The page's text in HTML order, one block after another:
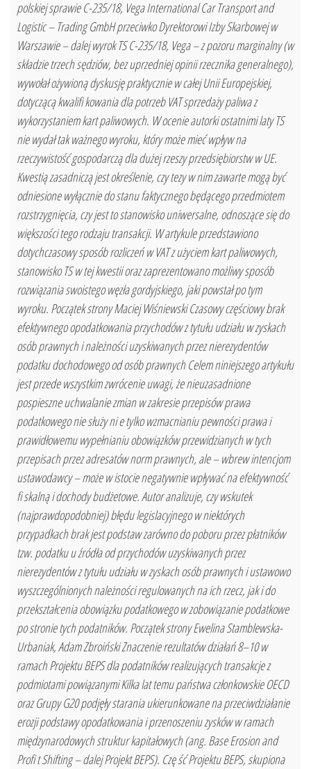
polskiej sprawie C-235/18, Vega International Car Transport and
Logistic – Trading GmbH przeciwko Dyrektorowi Izby Skarbowej w
Warszawie – dalej wyrok TS C-235/18, Vega – z pozoru marginalny (w
składzie trzech sędziów, bez uprzedniej opinii rzecznika generalnego),
wywołał ożywioną dyskusję praktycznie w całej Unii Europejskiej,
dotyczącą kwalifi kowania dla potrzeb VAT sprzedaży paliwa z
wykorzystaniem kart paliwowych. W ocenie autorki ostatnimi laty TS
nie wydał tak ważnego wyroku, który może mieć wpływ na
rzeczywistość gospodarczą dla dużej rzeszy przedsiębiorstw w UE.
Kwestią zasadniczą jest określenie, czy tezy w nim zawarte mogą być
odniesione wyłącznie do stanu faktycznego będącego przedmiotem
rozstrzygnięcia, czy jest to stanowisko uniwersalne, odnoszące się do
większości tego rodzaju transakcji. W artykule przedstawiono
dotychczasowy sposób rozliczeń w VAT z użyciem kart paliwowych,
stanowisko TS w tej kwestii oraz zaprezentowano możliwy sposób
rozwiązania swoistego węzła gordyjskiego, jaki powstał po tym
wyroku. Początek strony Maciej Wiśniewski Czasowy częściowy brak
efektywnego opodatkowania przychodów z tytułu udziału w zyskach
osób prawnych i należności uzyskiwanych przez nierezydentów
podatku dochodowego od osób prawnych Celem niniejszego artykułu
jest przede wszystkim zwrócenie uwagi, że nieuzasadnione
pospieszne uchwalanie zmian w zakresie przepisów prawa
podatkowego nie służy ni e tylko wzmacnianiu pewności prawa i
prawidłowemu wypełnianiu obowiązków przewidzianych w tych
przepisach przez adresatów norm prawnych, ale – wbrew intencjom
ustawodawcy – może w istocie negatywnie wpływać na efektywność
fi skalną i dochody budżetowe. Autor analizuje, czy wskutek
(najprawdopodobniej) błędu legislacyjnego w niektórych
przypadkach brak jest podstaw zarówno do poboru przez płatników
tzw. podatku u źródła od przychodów uzyskiwanych przez
nierezydentów z tytułu udziału w zyskach osób prawnych i ustawowo
wyszczególnionych należności regulowanych na ich rzecz, jak i do
przekształcenia obowiązku podatkowego w zobowiązanie podatkowe
po stronie tych podatników. Początek strony Ewelina Stamblewska-
Urbaniak, Adam Zbroiński Znaczenie rezultatów działań 8–10 w
ramach Projektu BEPS dla podatników realizujących transakcje z
podmiotami powiązanymi Kilka lat temu państwa członkowskie OECD
oraz Grupy G20 podjęły starania ukierunkowane na przeciwdziałanie
erozji podstawy opodatkowania i przenoszeniu zysków w ramach
międzynarodowych struktur kapitałowych (ang. Base Erosion and
Profi t Shifting – dalej Projekt BEPS). Czę ść Projektu BEPS, skupiona